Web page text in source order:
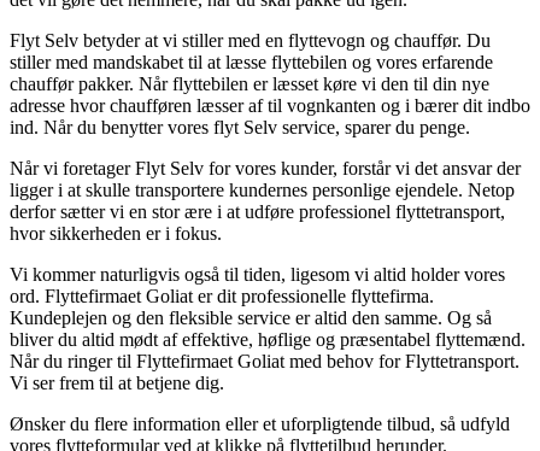
Flyt Selv betyder at vi stiller med en flyttevogn og chauffør. Du
stiller med mandskabet til at læsse flyttebilen og vores erfarende
chauffør pakker. Når flyttebilen er læsset køre vi den til din nye
adresse hvor chaufføren læsser af til vognkanten og i bærer dit indbo
ind. Når du benytter vores flyt Selv service, sparer du penge.
Når vi foretager Flyt Selv for vores kunder, forstår vi det ansvar der
ligger i at skulle transportere kundernes personlige ejendele. Netop
derfor sætter vi en stor ære i at udføre professionel flyttetransport,
hvor sikkerheden er i fokus.
Vi kommer naturligvis også til tiden, ligesom vi altid holder vores
ord. Flyttefirmaet Goliat er dit professionelle flyttefirma.
Kundeplejen og den fleksible service er altid den samme. Og så
bliver du altid mødt af effektive, høflige og præsentabel flyttemænd.
Når du ringer til Flyttefirmaet Goliat med behov for Flyttetransport.
Vi ser frem til at betjene dig.
Ønsker du flere information eller et uforpligtende tilbud, så udfyld
vores flytteformular ved at klikke på flyttetilbud herunder.